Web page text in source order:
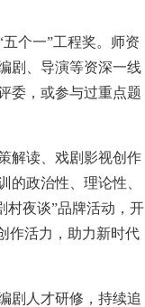
个一”工程奖。师资
剧、导演等资深一线
委，或参与过重点题
解读、戏剧影视创作
政治性、理论性、
村夜谈”品牌活动，开
作活力，助力新时代
剧人才研修，持续追